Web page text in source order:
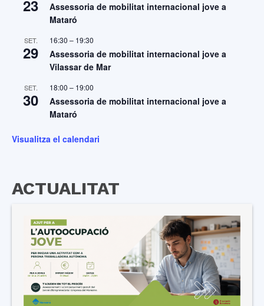
23
Assessoria de mobilitat internacional jove a
Mataró
SET.
29
16:30 – 19:30
Assessoria de mobilitat internacional jove a
Vilassar de Mar
SET.
30
18:00 – 19:00
Assessoria de mobilitat internacional jove a
Mataró
Visualitza el calendari
ACTUALITAT